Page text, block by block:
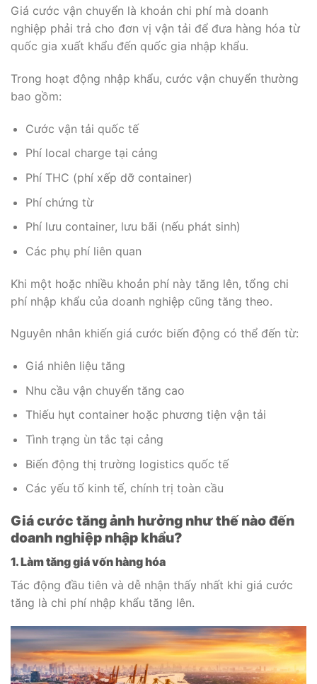
Giá cước vận chuyển là khoản chi phí mà doanh
nghiệp phải trả cho đơn vị vận tải để đưa hàng hóa từ
quốc gia xuất khẩu đến quốc gia nhập khẩu.
Trong hoạt động nhập khẩu, cước vận chuyển thường
bao gồm:
Cước vận tải quốc tế
Phí local charge tại cảng
Phí THC (phí xếp dỡ container)
Phí chứng từ
Phí lưu container, lưu bãi (nếu phát sinh)
Các phụ phí liên quan
Khi một hoặc nhiều khoản phí này tăng lên, tổng chi
phí nhập khẩu của doanh nghiệp cũng tăng theo.
Nguyên nhân khiến giá cước biến động có thể đến từ:
Giá nhiên liệu tăng
Nhu cầu vận chuyển tăng cao
Thiếu hụt container hoặc phương tiện vận tải
Tình trạng ùn tắc tại cảng
Biến động thị trường logistics quốc tế
Các yếu tố kinh tế, chính trị toàn cầu
Giá cước tăng ảnh hưởng như thế nào đến
doanh nghiệp nhập khẩu?
1. Làm tăng giá vốn hàng hóa
Tác động đầu tiên và dễ nhận thấy nhất khi giá cước
tăng là chi phí nhập khẩu tăng lên.